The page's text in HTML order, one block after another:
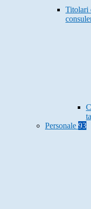
Titolari
Personale 93